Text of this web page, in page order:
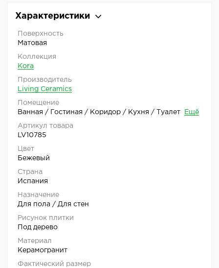
Характеристики
Поверхность
Матовая
Коллекция
Kora
Производитель
Living Ceramics
Помещение
Ванная / Гостиная / Коридор / Кухня / Туалет
Ещё
Артикул товара
LV10785
Цвет
Бежевый
Страна
Испания
Назначение
Для пола / Для стен
Рисунок плитки
Под дерево
Материал
Керамогранит
Фактический размер